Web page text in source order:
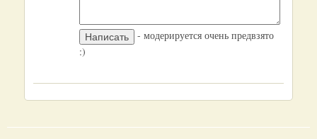
- модерируется очень предвзято
:)